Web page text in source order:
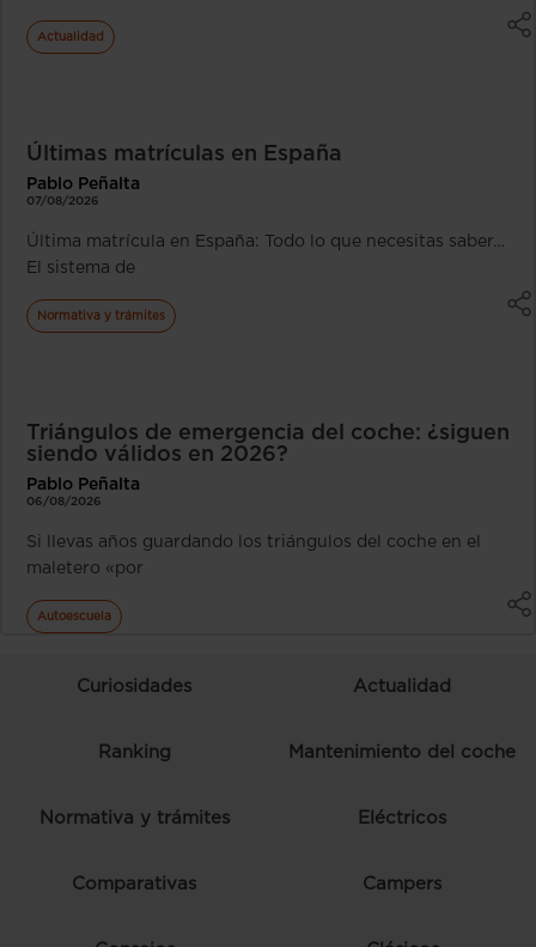
Actualidad
Últimas matrículas en España
Pablo Peñalta
07/08/2026
Última matrícula en España: Todo lo que necesitas saber…
El sistema de
Normativa y trámites
Triángulos de emergencia del coche: ¿siguen
siendo válidos en 2026?
Pablo Peñalta
06/08/2026
Si llevas años guardando los triángulos del coche en el
maletero «por
Autoescuela
Curiosidades Actualidad
Ranking Mantenimiento del coche
Normativa y trámites Eléctricos
Comparativas Campers